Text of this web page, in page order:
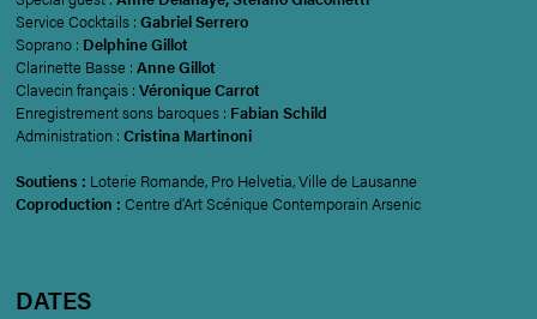
Service Cocktails :Gabriel Serrero
Soprano : Delphine Gillot
Clarinette Basse :Anne Gillot
Clavecin français :Véronique Carrot
Enregistrement sons baroques : Fabian Schild
Administration :Cristina Martinoni
Soutiens : Loterie Romande, Pro Helvetia, Ville de Lausanne
Coproduction : Centre d’Art Scénique Contemporain Arsenic
DATES